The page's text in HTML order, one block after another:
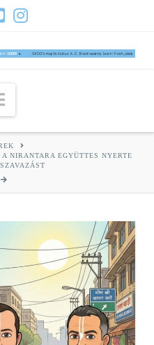
Navigation
NIRANTARA EGYÜTTES NYERTE